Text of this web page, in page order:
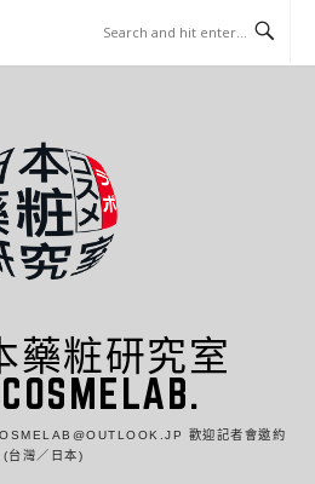
藥粧研究室
歡迎記者會邀約
(台灣／日本)